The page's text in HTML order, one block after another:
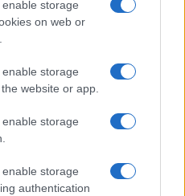
storage
on web or
storage
website or app.
storage
storage
authentication